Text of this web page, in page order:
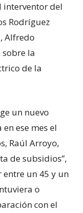
interventor del
Rodríguez
Alfredo
la
de la
un nuevo
ese mes el
Raúl Arroyo,
de subsidios”,
un 45 y un
o
con el